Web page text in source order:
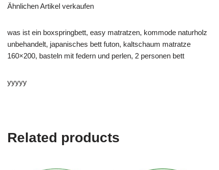
Ähnlichen Artikel verkaufen
was ist ein boxspringbett, easy matratzen, kommode naturholz
unbehandelt, japanisches bett futon, kaltschaum matratze
160×200, basteln mit federn und perlen, 2 personen bett
yyyyy
Related products